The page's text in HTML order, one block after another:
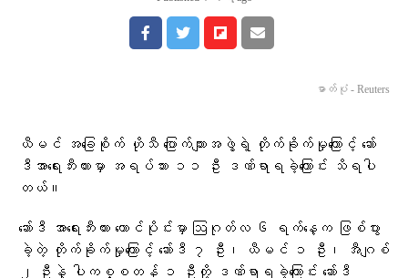
ဓာတ်ပုံ - Reuters
ယီမင် အခြေစိုက် ဟိုသီ ပြောက်ကျားအဖွဲ့ရဲ့ တိုက်ခိုက်မှုကြောင့် ဆော်
ဒီအာရေးဘီးယားမှာ အရပ်သား ၁၁ ဦး ဒဏ်ရာရခဲ့ကြောင်း သိရပါ
တယ်။
ဆော်ဒီ အာရေးဘီးယား တောင်ပိုင်းမှာ ဩဂုတ်လ ၆ ရက်နေ့က ဖြစ်ပွား
ခဲ့တဲ့ တိုက်ခိုက်မှုကြောင့် ဆော်ဒီ ၇ ဦး၊ ယီမင် ၁ ဦး၊ အီဂျစ်